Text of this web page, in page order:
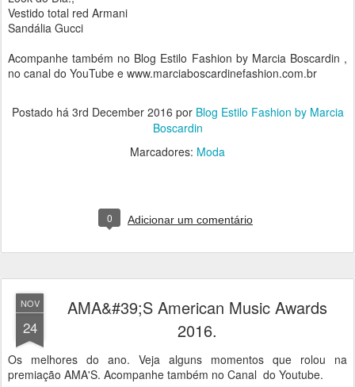
Vestido total red Armani
Sandália Gucci
Acompanhe também no Blog Estilo Fashion by Marcia Boscardin ,
no canal do YouTube e www.marciaboscardinefashion.com.br
Postado há 3rd December 2016 por Blog Estilo Fashion by Marcia
Boscardin
Marcadores: Moda
0 Adicionar um comentário
NOV
24
AMA&#39;S American Music Awards
2016.
Os melhores do ano. Veja alguns momentos que rolou na
premiação AMA'S. Acompanhe também no Canal do Youtube.